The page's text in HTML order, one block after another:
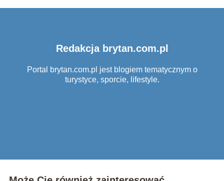
Redakcja brytan.com.pl
Portal brytan.com.pl jest blogiem tematycznym o
turystyce, sporcie, lifestyle.